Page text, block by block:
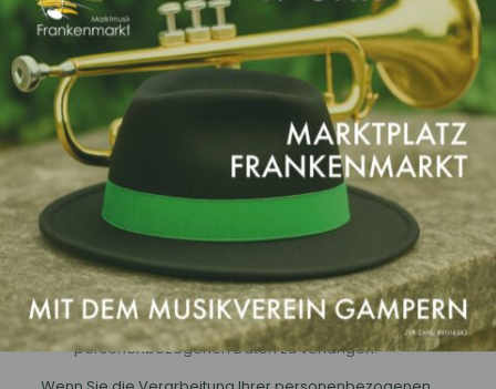
Sie statt der Löschung die Einschränkung der
Datenverarbeitung verlangen.
Wenn wir Ihre personenbezogenen Daten nicht
mehr benötigen, Sie sie jedoch zur Ausübung,
Verteidigung oder Geltendmachung von
Rechtsansprüchen benötigen, haben Sie das Recht,
statt der Löschung die Einschränkung der
Verarbeitung Ihrer personenbezogenen Daten zu
verlangen.
Wenn Sie einen Widerspruch nach Art. 21 Abs. 1
DSGVO eingelegt haben, muss eine Abwägung
zwischen Ihren und unseren Interessen
vorgenommen werden. Solange noch nicht
feststeht, wessen Interessen überwiegen, haben Sie
das Recht, die Einschränkung der Verarbeitung Ihrer
personenbezogenen Daten zu verlangen.